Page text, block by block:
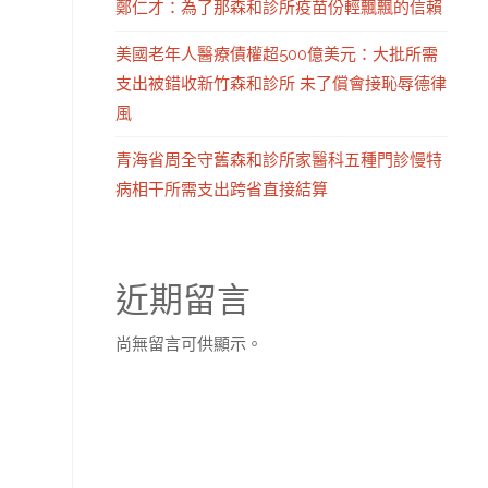
鄭仁才：為了那森和診所疫苗份輕飄飄的信賴
美國老年人醫療債權超500億美元：大批所需
支出被錯收新竹森和診所 未了償會接恥辱德律
風
青海省周全守舊森和診所家醫科五種門診慢特
病相干所需支出跨省直接結算
近期留言
尚無留言可供顯示。